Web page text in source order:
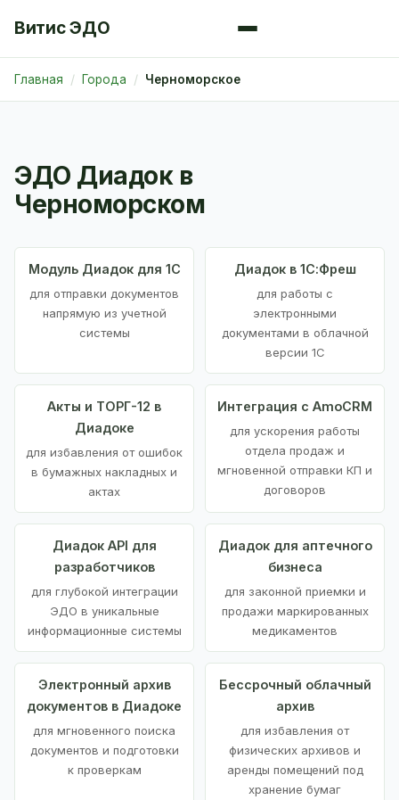
Витис ЭДО
Главная Города Черноморское
ЭДО Диадок в
Черноморском
Модуль Диадок для 1С
для отправки документов
напрямую из учетной
системы
Диадок в 1С:Фреш
для работы с
электронными
документами в облачной
версии 1С
Акты и ТОРГ-12 в
Диадоке
для избавления от ошибок
в бумажных накладных и
актах
Интеграция с AmoCRM
для ускорения работы
отдела продаж и
мгновенной отправки КП и
договоров
Диадок API для
разработчиков
для глубокой интеграции
ЭДО в уникальные
информационные системы
Диадок для аптечного
бизнеса
для законной приемки и
продажи маркированных
медикаментов
Электронный архив
документов в Диадоке
для мгновенного поиска
документов и подготовки
к проверкам
Бессрочный облачный
архив
для избавления от
физических архивов и
аренды помещений под
хранение бумаг